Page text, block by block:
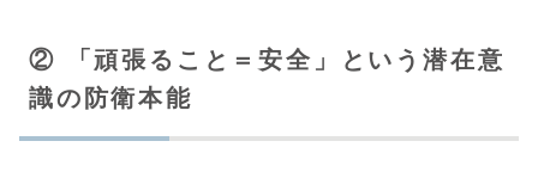
② 「頑張ること＝安全」という潜在意
識の防衛本能